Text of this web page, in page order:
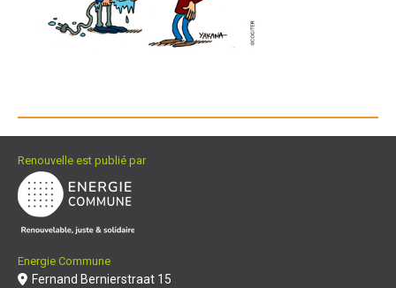
Renouvelle est publié par
Energie Commune
Fernand Bernierstraat 15